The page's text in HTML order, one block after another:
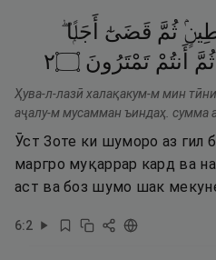
ثُمَّ قَضَىٰٓ
أَجَلًۭا ۖ
ثُمَّ أَنتُمْ تَمْتَرُونَ ۝٢
Ҳува-л-лазӣ халақакум-м мин
аҷалу-м мусамман ъиндаҳ. сумма
Ӯст Зоте ки шуморо аз гил
маргро муқаррар кард ва
аст ва боз шумо шак
6:2